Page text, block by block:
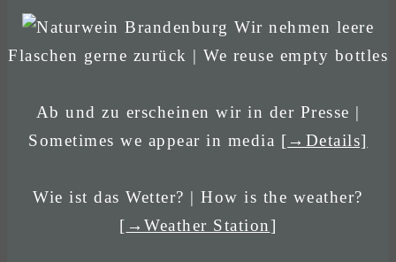
Wir nehmen leere
Flaschen gerne zurück | We reuse empty bottles
Ab und zu erscheinen wir in der Presse |
Sometimes we appear in media [→Details]
Wie ist das Wetter? | How is the weather?
[ →Weather Station]